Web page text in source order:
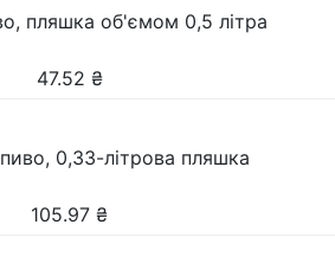
пляшка об'ємом 0,5 літра
47.52 ₴
0,33-літрова пляшка
105.97 ₴